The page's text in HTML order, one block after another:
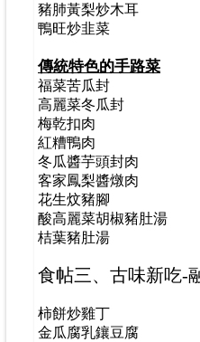
豬肺黃梨炒木耳
鴨旺炒韭菜
傳統特色的手路菜
福菜苦瓜封
高麗菜冬瓜封
梅乾扣肉
紅糟鴨肉
冬瓜醬芋頭封肉
客家鳳梨醬燉肉
花生炆豬腳
酸高麗菜胡椒豬肚湯
桔葉豬肚湯
食帖三、 古味新吃-
柿餅炒雞丁
金瓜腐乳鑲豆腐